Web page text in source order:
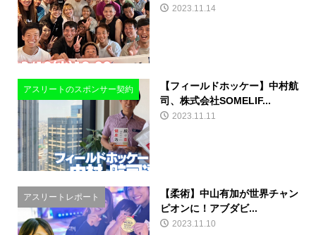
2023.11.14
アスリートのスポンサー契約
【フィールドホッケー】中村航
司、株式会社SOMELIF...
2023.11.11
アスリートレポート
【柔術】中山有加が世界チャン
ピオンに！アブダビ...
2023.11.10